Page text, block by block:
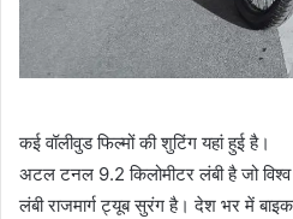
कई वॉलीवुड फिल्मों की शुटिंग यहां हुई है।
अटल टनल 9.2 किलोमीटर लंबी है जो
लंबी राजमार्ग ट्यूब सुरंग है। देश भर में